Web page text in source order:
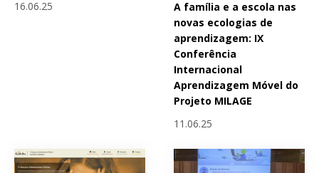
16.06.25
A família e a escola nas
novas ecologias de
aprendizagem: IX
Conferência
Internacional
Aprendizagem Móvel do
Projeto MILAGE
11.06.25